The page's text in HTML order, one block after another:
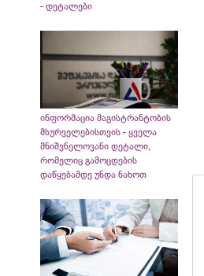
- დეტალები
ინფორმაცია მაგისტრანტობის
მსურველებისთვის - ყველა
მნიშვნელოვანი დეტალი,
რომელიც გამოცდების
დაწყებამდე უნდა ნახოთ